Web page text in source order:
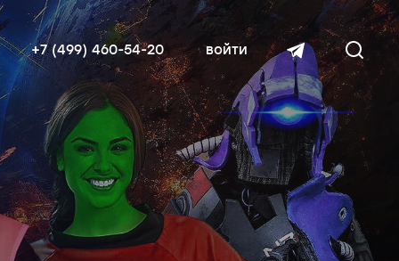
читать далее
+7 (499) 460-54-20 войти